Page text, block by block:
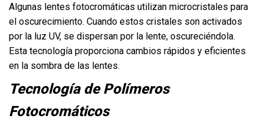
Algunas lentes fotocromáticas utilizan microcristales para
el oscurecimiento. Cuando estos cristales son activados
por la luz UV, se dispersan por la lente, oscureciéndola.
Esta tecnología proporciona cambios rápidos y eficientes
en la sombra de las lentes.
Tecnología de Polímeros
Fotocromáticos